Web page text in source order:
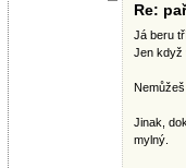
Re:
Já beru
Jen když
Jinak,
mylný.